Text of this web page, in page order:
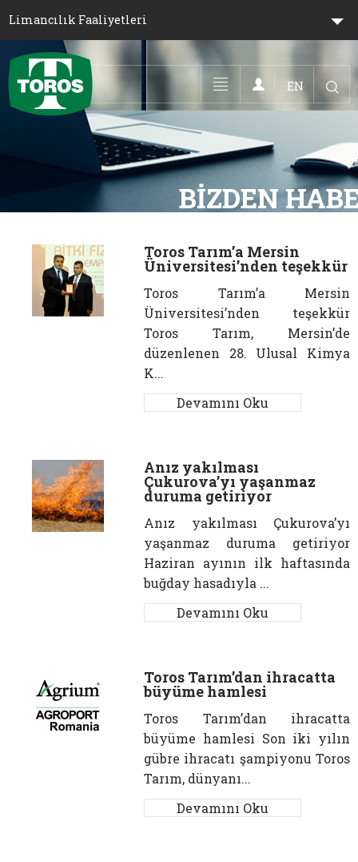
Limancılık Faaliyetleri
Toggle navigation
EN
Toros Tarım’a Mersin
Üniversitesi’nden teşekkür
Toros Tarım’a Mersin
Üniversitesi’nden teşekkür
Toros Tarım, Mersin’de
düzenlenen 28. Ulusal Kimya
K...
Devamını Oku
Anız yakılması
Çukurova’yı yaşanmaz
duruma getiriyor
Anız yakılması Çukurova’yı
yaşanmaz duruma getiriyor
Haziran ayının ilk haftasında
buğday hasadıyla ...
Devamını Oku
Toros Tarım’dan ihracatta
büyüme hamlesi
Toros Tarım’dan ihracatta
büyüme hamlesi Son iki yılın
gübre ihracatı şampiyonu Toros
Tarım, dünyanı...
Devamını Oku